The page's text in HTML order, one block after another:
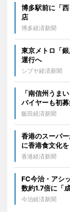
博多駅前に「
店
博多経済新聞
東京メトロ「
運行へ
シブヤ経済新聞
「南信州うま
バイヤーも初
飯田経済新聞
香港のスーパ
に香港食文化を
香港経済新聞
FC今治・アシ
数約1.7倍に「成
今治経済新聞